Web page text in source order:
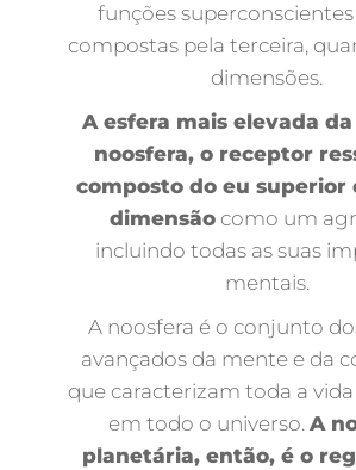
funções
compostas pela terceira,
dimensões.
A esfera mais elevada da
noosfera, o receptor
composto do eu superior
dimensãocomo um
incluindo todas as suas
mentais.
A noosfera é o conjunto
avançados da mente e da
que caracterizam toda a
em todo o universo. A
planetária, então, é o